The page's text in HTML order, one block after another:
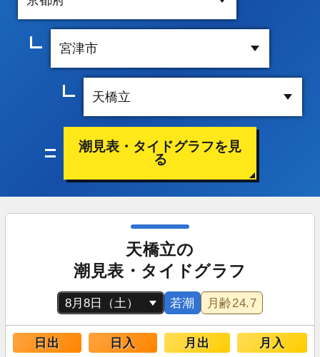
潮見表・タイドグラフを見
る
天橋立の
潮見表・タイドグラフ
若潮 月齢24.7
日出 日入 月出 月入